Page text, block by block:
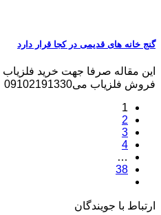
گنج خانه های قدیمی در کجا قرار دارد
این مقاله صرفا جهت خرید
فروش فلزیاب می09102191330
1
2
3
4
…
38
ارتباط با جویندگان